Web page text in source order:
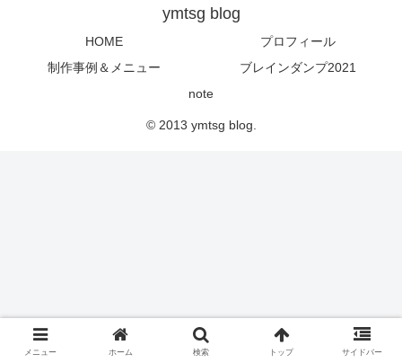
ymtsg blog
HOME
プロフィール
制作事例＆メニュー
ブレインダンプ2021
note
© 2013 ymtsg blog.
メニュー ホーム 検索 トップ サイドバー